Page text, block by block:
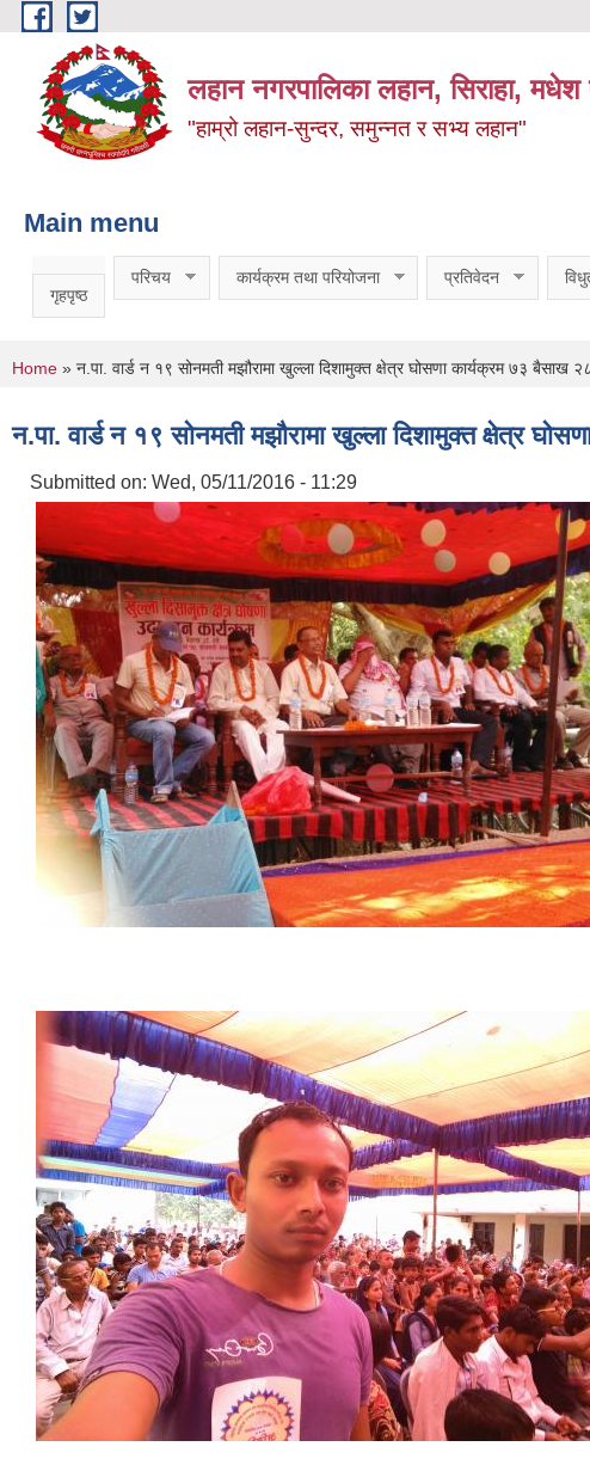
Skip to main content
लहान नगरपालिका लहान, सिराहा,
"हाम्रो लहान-सुन्दर, समुन्नत र सभ्य लहान"
Main menu
गृहपृष्ठ
परिचय कार्यक्रम तथा परियोजना प्रतिवेदन
You are here
Home » न.पा. वार्ड न १९ सोनमती मझौरामा खुल्ला दिशामुक्त क्षेत्र घोसणा कार्यक्रम ७३
न.पा. वार्ड न १९ सोनमती मझौरामा खुल्ला दिशामुक्त क्षेत्र
Submitted on: Wed, 05/11/2016 - 11:29